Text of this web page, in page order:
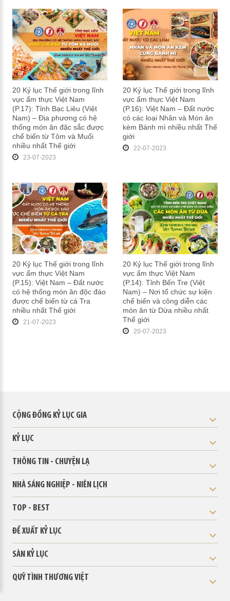
20 Kỷ lục Thế giới trong lĩnh
vực ẩm thực Việt Nam
(P.17): Tỉnh Bạc Liêu (Việt
Nam) – Địa phương có hệ
thống món ăn đặc sắc được
chế biến từ Tôm và Muối
nhiều nhất Thế giới
23-07-2023
20 Kỷ lục Thế giới trong lĩnh
vực ẩm thực Việt Nam
(P.16): Việt Nam – Đất nước
có các loại Nhân và Món ăn
kèm Bánh mì nhiều nhất Thế
giới
22-07-2023
20 Kỷ lục Thế giới trong lĩnh
vực ẩm thực Việt Nam
(P.15): Việt Nam – Đất nước
có hệ thống món ăn độc đáo
được chế biến từ cá Tra
nhiều nhất Thế giới
21-07-2023
20 Kỷ lục Thế giới trong lĩnh
vực ẩm thực Việt Nam
(P.14): Tỉnh Bến Tre (Việt
Nam) – Nơi tổ chức sự kiện
chế biến và công diễn các
món ăn từ Dừa nhiều nhất
Thế giới
20-07-2023
CỘNG ĐỒNG KỶ LỤC GIA
KỶ LỤC
THÔNG TIN - CHUYỆN LẠ
NHÀ SÁNG NGHIỆP - NIÊN LỊCH
TOP - BEST
ĐỀ XUẤT KỶ LỤC
SÀN KỶ LỤC
QUỸ TÌNH THƯƠNG VIỆT